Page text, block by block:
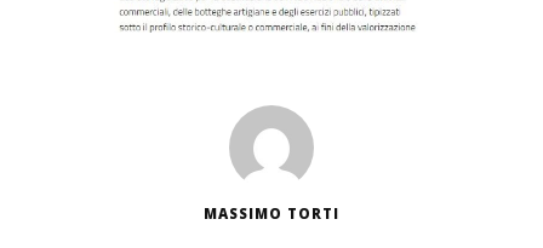
MASSIMO TORTI